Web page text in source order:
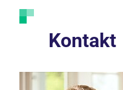
Kontakt